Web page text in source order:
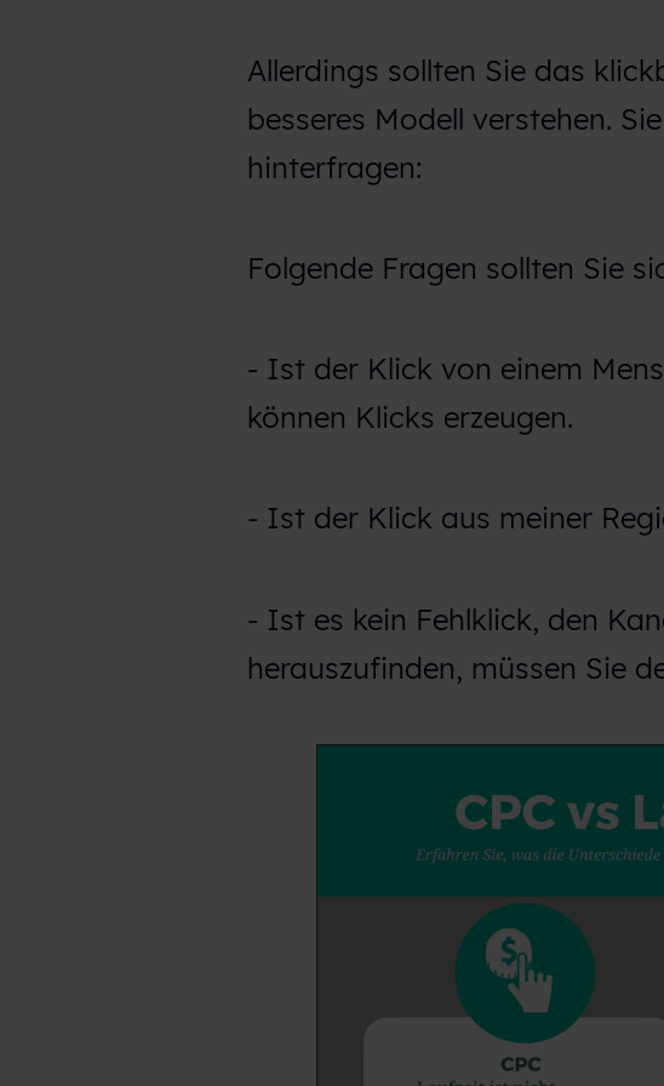
l
Allerdings sollten Sie das
besseres Modell verstehen.
hinterfragen:
Folgende Fragen sollten Sie
- Ist der Klick von einem
können Klicks erzeugen.
- Ist der Klick aus meiner
- Ist es kein Fehlklick, den
herauszufinden, müssen Sie